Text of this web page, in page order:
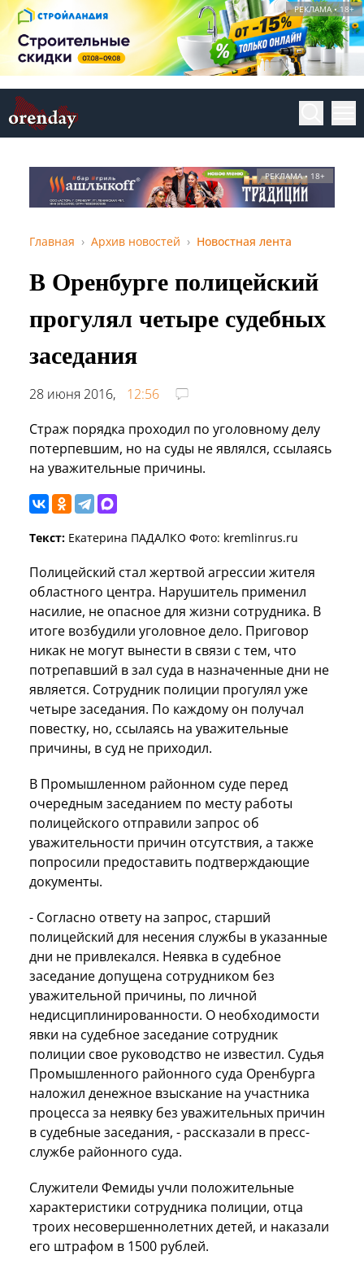
РЕКЛАМА • 18+
РЕКЛАМА • 18+
Главная Архив новостей Новостная лента
В Оренбурге полицейский
прогулял четыре судебных
заседания
28 июня 2016,
12:56
Страж порядка проходил по уголовному делу
потерпевшим, но на суды не являлся, ссылаясь
на уважительные причины.
Текст: Екатерина ПАДАЛКО Фото: kremlinrus.ru
Полицейский стал жертвой агрессии жителя
областного центра. Нарушитель применил
насилие, не опасное для жизни сотрудника. В
итоге возбудили уголовное дело. Приговор
никак не могут вынести в связи с тем, что
потрепавший в зал суда в назначенные дни не
является. Сотрудник полиции прогулял уже
четыре заседания. По каждому он получал
повестку, но, ссылаясь на уважительные
причины, в суд не приходил.
В Промышленном районном суде перед
очередным заседанием по месту работы
полицейского отправили запрос об
уважительности причин отсутствия, а также
попросили предоставить подтверждающие
документы.
- Согласно ответу на запрос, старший
полицейский для несения службы в указанные
дни не привлекался. Неявка в судебное
заседание допущена сотрудником без
уважительной причины, по личной
недисциплинированности. О необходимости
явки на судебное заседание сотрудник
полиции свое руководство не известил. Судья
Промышленного районного суда Оренбурга
наложил денежное взыскание на участника
процесса за неявку без уважительных причин
в судебные заседания, - рассказали в пресс-
службе районного суда.
Служители Фемиды учли положительные
характеристики сотрудника полиции, отца
троих несовершеннолетних детей, и наказали
его штрафом в 1500 рублей.